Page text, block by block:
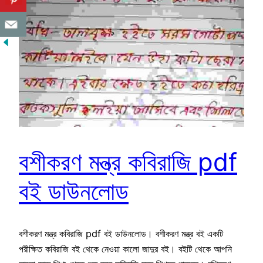
বশীকরণ মন্ত্র কবিরাজি pdf
বই ডাউনলোড
বশীকরণ মন্ত্র কবিরাজি pdf বই ডাউনলোড। বশীকরণ মন্ত্র বই একটি
পরীক্ষিত কবিরাজি বই থেকে নেওয়া কালো জাদুর বই। বইটি থেকে আপনি